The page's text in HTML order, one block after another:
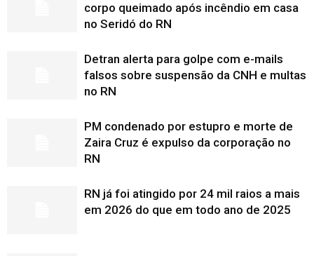
corpo queimado após incêndio em casa
no Seridó do RN
Detran alerta para golpe com e-mails
falsos sobre suspensão da CNH e multas
no RN
PM condenado por estupro e morte de
Zaira Cruz é expulso da corporação no
RN
RN já foi atingido por 24 mil raios a mais
em 2026 do que em todo ano de 2025